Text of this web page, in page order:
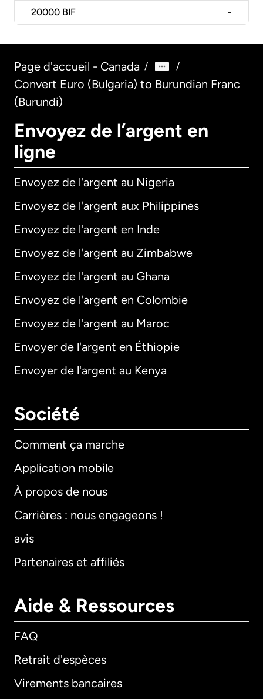
20000 BIF -
Page d'accueil - Canada / /
Convert Euro (Bulgaria) to Burundian Franc
(Burundi)
Envoyez de l’argent en
ligne
Envoyez de l'argent au Nigeria
Envoyez de l'argent aux Philippines
Envoyez de l'argent en Inde
Envoyez de l'argent au Zimbabwe
Envoyez de l'argent au Ghana
Envoyez de l'argent en Colombie
Envoyez de l'argent au Maroc
Envoyer de l'argent en Éthiopie
Envoyer de l'argent au Kenya
Société
Comment ça marche
Application mobile
À propos de nous
Carrières : nous engageons !
avis
Partenaires et affiliés
Aide & Ressources
FAQ
Retrait d'espèces
Virements bancaires